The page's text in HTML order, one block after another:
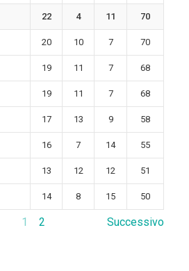
22 4 11 70
20 10 7 70
19 11 7 68
19 11 7 68
17 13 9 58
16 7 14 55
13 12 12 51
14 8 15 50
1 2 Successivo